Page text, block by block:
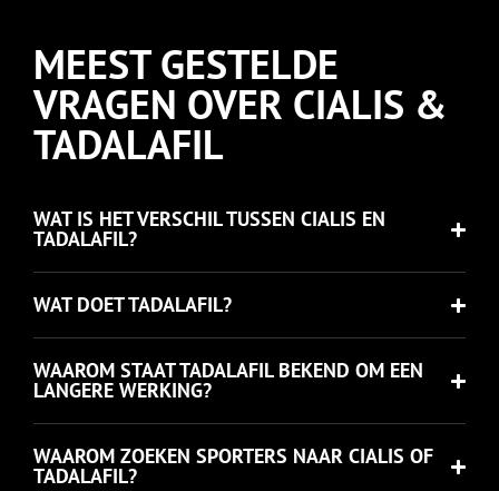
MEEST GESTELDE
VRAGEN OVER CIALIS &
TADALAFIL
WAT IS HET VERSCHIL TUSSEN CIALIS EN
TADALAFIL?
WAT DOET TADALAFIL?
WAAROM STAAT TADALAFIL BEKEND OM EEN
LANGERE WERKING?
WAAROM ZOEKEN SPORTERS NAAR CIALIS OF
TADALAFIL?